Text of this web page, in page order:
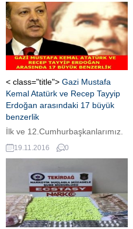
yakalandığı bildirildi Ulusal
basında yer alan habere göre,
başkent Mogadişu’daki Aden
Adde Uluslararası
Havalimanı’nda, Dubai’den
geldiği kaydedilen 9 milyon dolar
nakit taşıyan BAE’ye ait bir
uçağın yakalandığı ve paraya...
< class="title"> Gazi Mustafa
Kemal Atatürk ve Recep Tayyip
Erdoğan arasındaki 17 büyük
benzerlik
İlk ve 12.Cumhurbaşkanlarımız.
Herkes ikisini de birbirine zıt ve
farklı görüyor. Ancak, Atatürk ve
Erdoğan arasında tahmin
edebileceğinizden çok daha
fazlası benzerlik var.
Yazarlarımızdan Abdullah
Refik'in hazırladığı özel haber.
19.11.2016 0